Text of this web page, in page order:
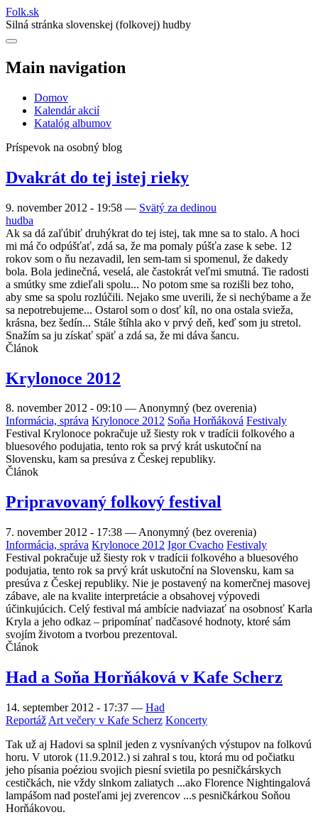
Folk.sk
Silná stránka slovenskej (folkovej) hudby
Main navigation
Domov
Kalendár akcií
Katalóg albumov
Príspevok na osobný blog
Dvakrát do tej istej rieky
9. november 2012 - 19:58 — Svätý za dedinou
hudba
Ak sa dá zaľúbiť druhýkrat do tej istej, tak mne sa to stalo. A hoci
mi má čo odpúšťať, zdá sa, že ma pomaly púšťa zase k sebe. 12
rokov som o ňu nezavadil, len sem-tam si spomenul, že dakedy
bola. Bola jedinečná, veselá, ale častokrát veľmi smutná. Tie radosti
a smútky sme zdieľali spolu... No potom sme sa rozišli bez toho,
aby sme sa spolu rozlúčili. Nejako sme uverili, že si nechýbame a že
sa nepotrebujeme... Ostarol som o dosť kíl, no ona ostala svieža,
krásna, bez šedín... Stále štíhla ako v prvý deň, keď som ju stretol.
Snažím sa ju získať späť a zdá sa, že mi dáva šancu.
Článok
Krylonoce 2012
8. november 2012 - 09:10 —Anonymný (bez overenia)
Informácia, správa Krylonoce 2012 Soňa Horňáková Festivaly
Festival Krylonoce pokračuje už šiesty rok v tradícii folkového a
bluesového podujatia, tento rok sa prvý krát uskutoční na
Slovensku, kam sa presúva z Českej republiky.
Článok
Pripravovaný folkový festival
7. november 2012 - 17:38 — Anonymný (bez overenia)
Informácia, správa Krylonoce 2012 Igor Cvacho Festivaly
Festival pokračuje už šiesty rok v tradícii folkového a bluesového
podujatia, tento rok sa prvý krát uskutoční na Slovensku, kam sa
presúva z Českej republiky. Nie je postavený na komerčnej masovej
zábave, ale na kvalite interpretácie a obsahovej výpovedi
účinkujúcich. Celý festival má ambície nadviazať na osobnosť Karla
Kryla a jeho odkaz – pripomínať nadčasové hodnoty, ktoré sám
svojím životom a tvorbou prezentoval.
Článok
Had a Soňa Horňáková v Kafe Scherz
14. september 2012 - 17:37 — Had
Reportáž Art večery v Kafe Scherz Koncerty
Tak už aj Hadovi sa splnil jeden z vysnívaných výstupov na folkovú
horu. V utorok (11.9.2012.) si zahral s tou, ktorá mu od počiatku
jeho písania poéziou svojich piesní svietila po pesničkárskych
cestičkách, nie vždy slnkom zaliatych ...ako Florence Nightingalová
lampášom nad posteľami jej zverencov ...s pesničkárkou Soňou
Horňákovou.